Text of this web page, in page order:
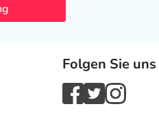
Folgen Sie uns